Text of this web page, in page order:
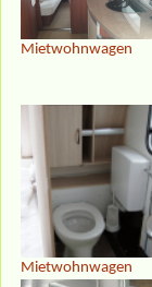
Mietwohnwagen
Mietwohnwagen